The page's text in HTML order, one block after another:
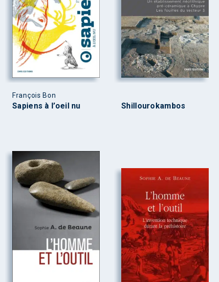
François Bon
Sapiens à l’oeil nu Shillourokambos